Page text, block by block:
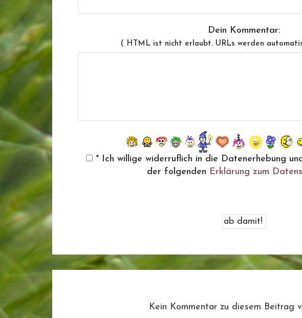
Dein Kommentar:
( HTML ist nicht erlaubt. URLs werden
* Ich willige widerruflich in die Datenerhebung
der folgenden Erklärung zum
Kein Kommentar zu diesem Beitrag